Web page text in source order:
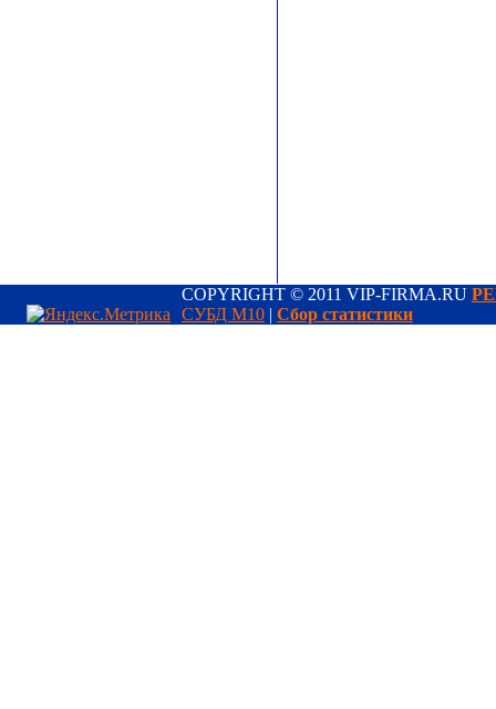
COPYRIGHT © 2011 VIP-FIRMA.RU
СУБД М10 | Сбор статистики